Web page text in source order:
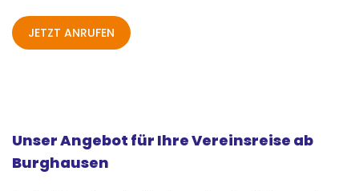
JETZT ANRUFEN
Unser Angebot für Ihre Vereinsreise ab
Burghausen